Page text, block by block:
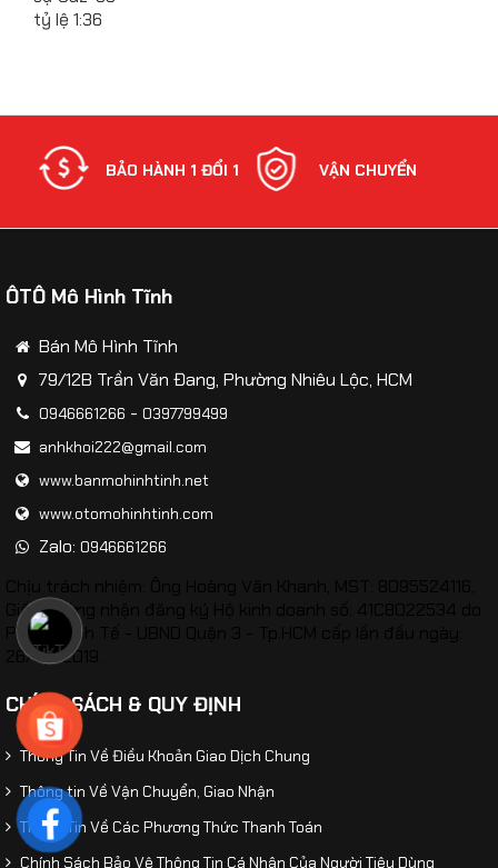
​Mô hình xe Toyota Hilux Mughty tỷ lệ 1:32
​Mô hình xe Toyota Hilux Mughty tỷ lệ 1:32
BẢO HÀNH 1 ĐỔI 1 VẬN CHUYỂN
ÔTÔ Mô Hình Tĩnh
Bán Mô Hình Tĩnh
79/12B Trần Văn Đang, Phường Nhiêu Lộc, HCM
0946661266 - 0397799499
anhkhoi222@gmail.com
www.banmohinhtinh.net
www.otomohinhtinh.com
Zalo: 0946661266
Giấy chứng nhận đăng ký Hộ kinh doanh số: 41C8022534 do
Phòng Kinh Tế - UBND Quận 3 - Tp.HCM cấp lần đầu ngày:
26/02/2019.
CHÍNH SÁCH & QUY ĐỊNH
Thông Tin Về Điều Khoản Giao Dịch Chung
Thông tin Về Vận Chuyển, Giao Nhận
Thông Tin Về Các Phương Thức Thanh Toán
Chính Sách Bảo Vệ Thông Tin Cá Nhân Của Người Tiêu Dùng